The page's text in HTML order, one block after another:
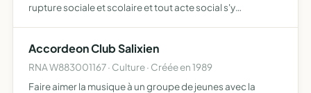
rupture sociale et scolaire et tout acte social s'y
Accordeon Club Salixien
RNA W883001167 · Culture · Créée en 1989
Faire aimer la musique à un groupe de jeunes avec la